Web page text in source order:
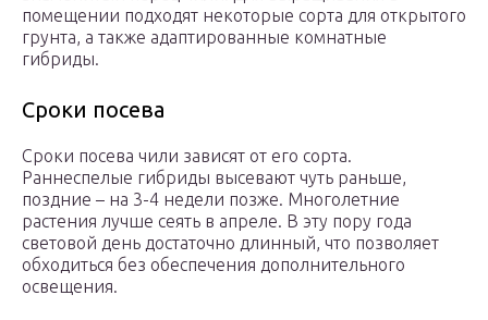
помещении подходят некоторые сорта для открытого
грунта, а также адаптированные комнатные
гибриды.
Сроки посева
Сроки посева чили зависят от его сорта.
Раннеспелые гибриды высевают чуть раньше,
поздние – на 3-4 недели позже. Многолетние
растения лучше сеять в апреле. В эту пору года
световой день достаточно длинный, что позволяет
обходиться без обеспечения дополнительного
освещения.